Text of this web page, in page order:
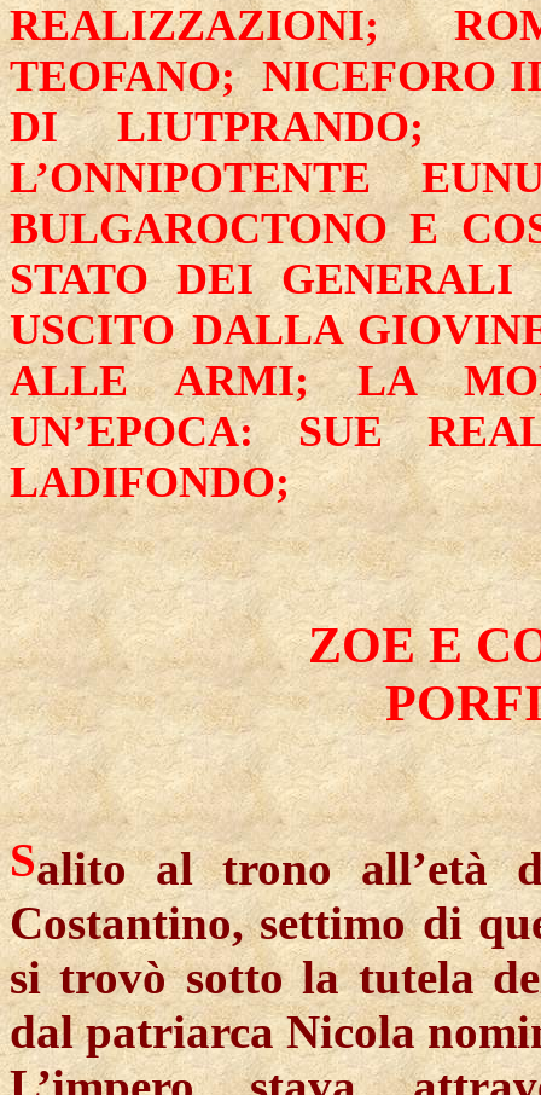
REALIZZAZIONI;
TEOFANO; NICEFORO
DI LIUTPRANDO;
L’ONNIPOTENTE
BULGAROCTONO E
STATO DEI
USCITO DALLA
ALLE ARMI;LA
UN’EPOCA: SUE
LADIFONDO;
ZOE E
Salito al trono all’età
Costantino, settimo di
si trovò sotto la tutela
dal patriarca Nicola